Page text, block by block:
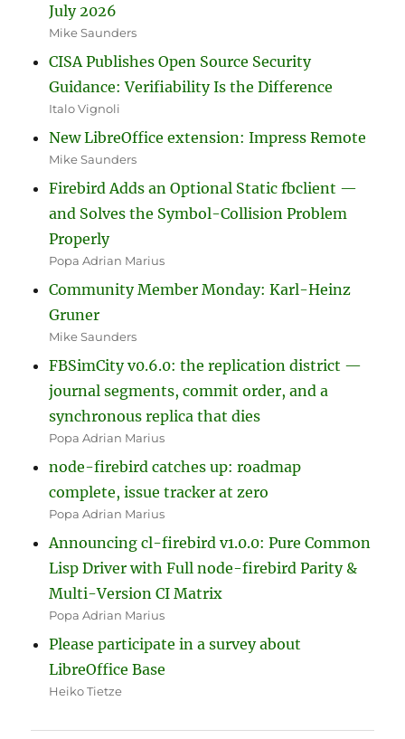
July 2026
Mike Saunders
CISA Publishes Open Source Security
Guidance: Verifiability Is the Difference
Italo Vignoli
New LibreOffice extension: Impress Remote
Mike Saunders
Firebird Adds an Optional Static fbclient —
and Solves the Symbol-Collision Problem
Properly
Popa Adrian Marius
Community Member Monday: Karl-Heinz
Gruner
Mike Saunders
FBSimCity v0.6.0: the replication district —
journal segments, commit order, and a
synchronous replica that dies
Popa Adrian Marius
node-firebird catches up: roadmap
complete, issue tracker at zero
Popa Adrian Marius
Announcing cl-firebird v1.0.0: Pure Common
Lisp Driver with Full node-firebird Parity &
Multi-Version CI Matrix
Popa Adrian Marius
Please participate in a survey about
LibreOffice Base
Heiko Tietze